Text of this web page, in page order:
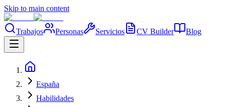
Skip to main content
Trabajos Personas Servicios CV Builder Blog
España
Habilidades